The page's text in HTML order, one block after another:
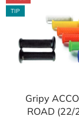
r
ýTIP
Gripy
ROAD (22/24 mm)